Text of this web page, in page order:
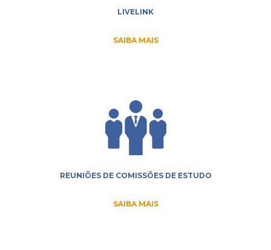
LIVELINK
SAIBA MAIS
REUNIÕES DE COMISSÕES DE ESTUDO
SAIBA MAIS